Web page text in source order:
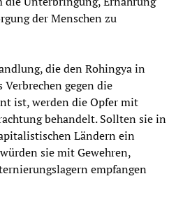
der Menschen zu
die den Rohingya in
gegen die
ist, werden die Opfer mit
behandelt. Sollten sie in
Ländern ein
sie mit Gewehren,
empfangen